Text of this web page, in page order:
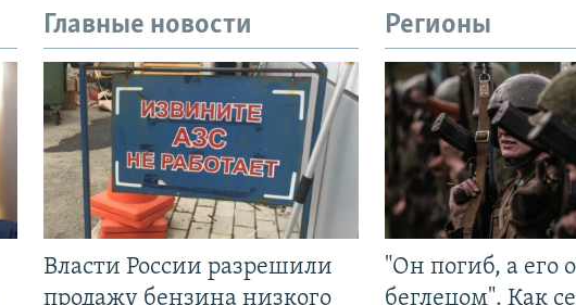
Главные новости
Власти России разрешили
продажу бензина низкого
Регионы
"Он погиб, а его
беглецом". Как